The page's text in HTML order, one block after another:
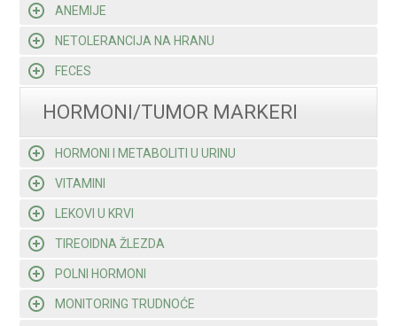
ANEMIJE
NETOLERANCIJA NA HRANU
FECES
HORMONI/TUMOR MARKERI
HORMONI I METABOLITI U URINU
VITAMINI
LEKOVI U KRVI
TIREOIDNA ŽLEZDA
POLNI HORMONI
MONITORING TRUDNOĆE